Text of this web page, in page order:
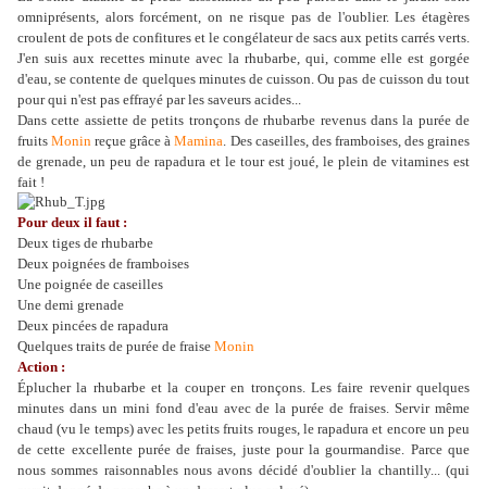
omniprésents, alors forcément, on ne risque pas de l'oublier. Les étagères
croulent de pots de confitures et le congélateur de sacs aux petits carrés verts.
J'en suis aux recettes minute avec la rhubarbe, qui, comme elle est gorgée
d'eau, se contente de quelques minutes de cuisson. Ou pas de cuisson du tout
pour qui n'est pas effrayé par les saveurs acides...
Dans cette assiette de petits tronçons de rhubarbe revenus dans la purée de
fruitsMonin reçue grâce àMamina. Des caseilles, des framboises, des graines
de grenade, un peu de rapadura et le tour est joué, le plein de vitamines est
fait !
Pour deux il faut :
Deux tiges de rhubarbe
Deux poignées de framboises
Une poignée de caseilles
Une demi grenade
Deux pincées de rapadura
Quelques traits de purée de fraise Monin
Action :
Éplucher la rhubarbe et la couper en tronçons. Les faire revenir quelques
minutes dans un mini fond d'eau avec de la purée de fraises. Servir même
chaud (vu le temps) avec les petits fruits rouges, le rapadura et encore un peu
de cette excellente purée de fraises, juste pour la gourmandise. Parce que
nous sommes raisonnables nous avons décidé d'oublier la chantilly... (qui